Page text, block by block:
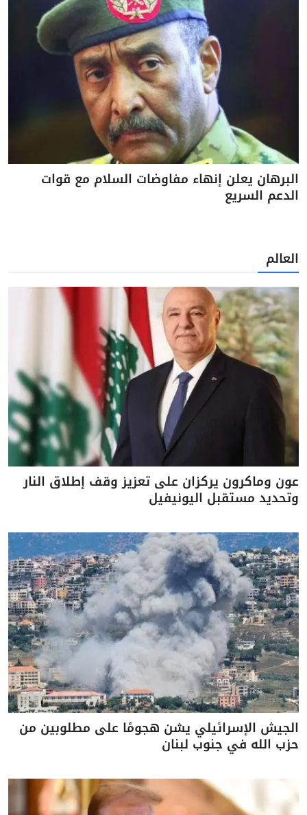
البرهان يعلن إنهاء مفاوضات السلام مع قوات
الدعم السريع
العالم
عون وماكرون يركزان على تعزيز وقف إطلاق النار
وتحديد مستقبل اليونيفيل
الجيش الإسرائيلي يشن هجومًا على مطلوبين من
حزب الله في جنوب لبنان